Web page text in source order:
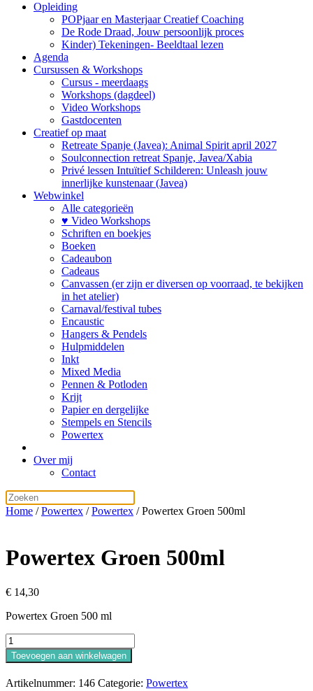
Opleiding
POPjaar en Masterjaar Creatief Coaching
De Rode Draad, Jouw persoonlijk proces
Kinder) Tekeningen- Beeldtaal lezen
Agenda
Cursussen & Workshops
Cursus - meerdaags
Workshops (dagdeel)
Video Workshops
Gastdocenten
Creatief op maat
Retreate Spanje (Javea): Animal Spirit april 2027
Soulconnection retreat Spanje, Javea/Xabia
Privé lessen Intuïtief Schilderen: Unleash jouw
innerlijke kunstenaar (Javea)
Webwinkel
Alle categorieën
♥ Video Workshops
Schriften en boekjes
Boeken
Cadeaubon
Cadeaus
Canvassen (er zijn er diversen op voorraad, te bekijken
in het atelier)
Carnaval/festival tubes
Encaustic
Hangers & Pendels
Hulpmiddelen
Inkt
Mixed Media
Pennen & Potloden
Krijt
Papier en dergelijke
Stempels en Stencils
Powertex
Over mij
Contact
Home /Powertex /Powertex / Powertex Groen 500ml
Powertex Groen 500ml
€ 14,30
Powertex Groen 500 ml
Powertex
Groen
500ml
aantal
Toevoegen aan winkelwagen
Artikelnummer: 146 Categorie: Powertex